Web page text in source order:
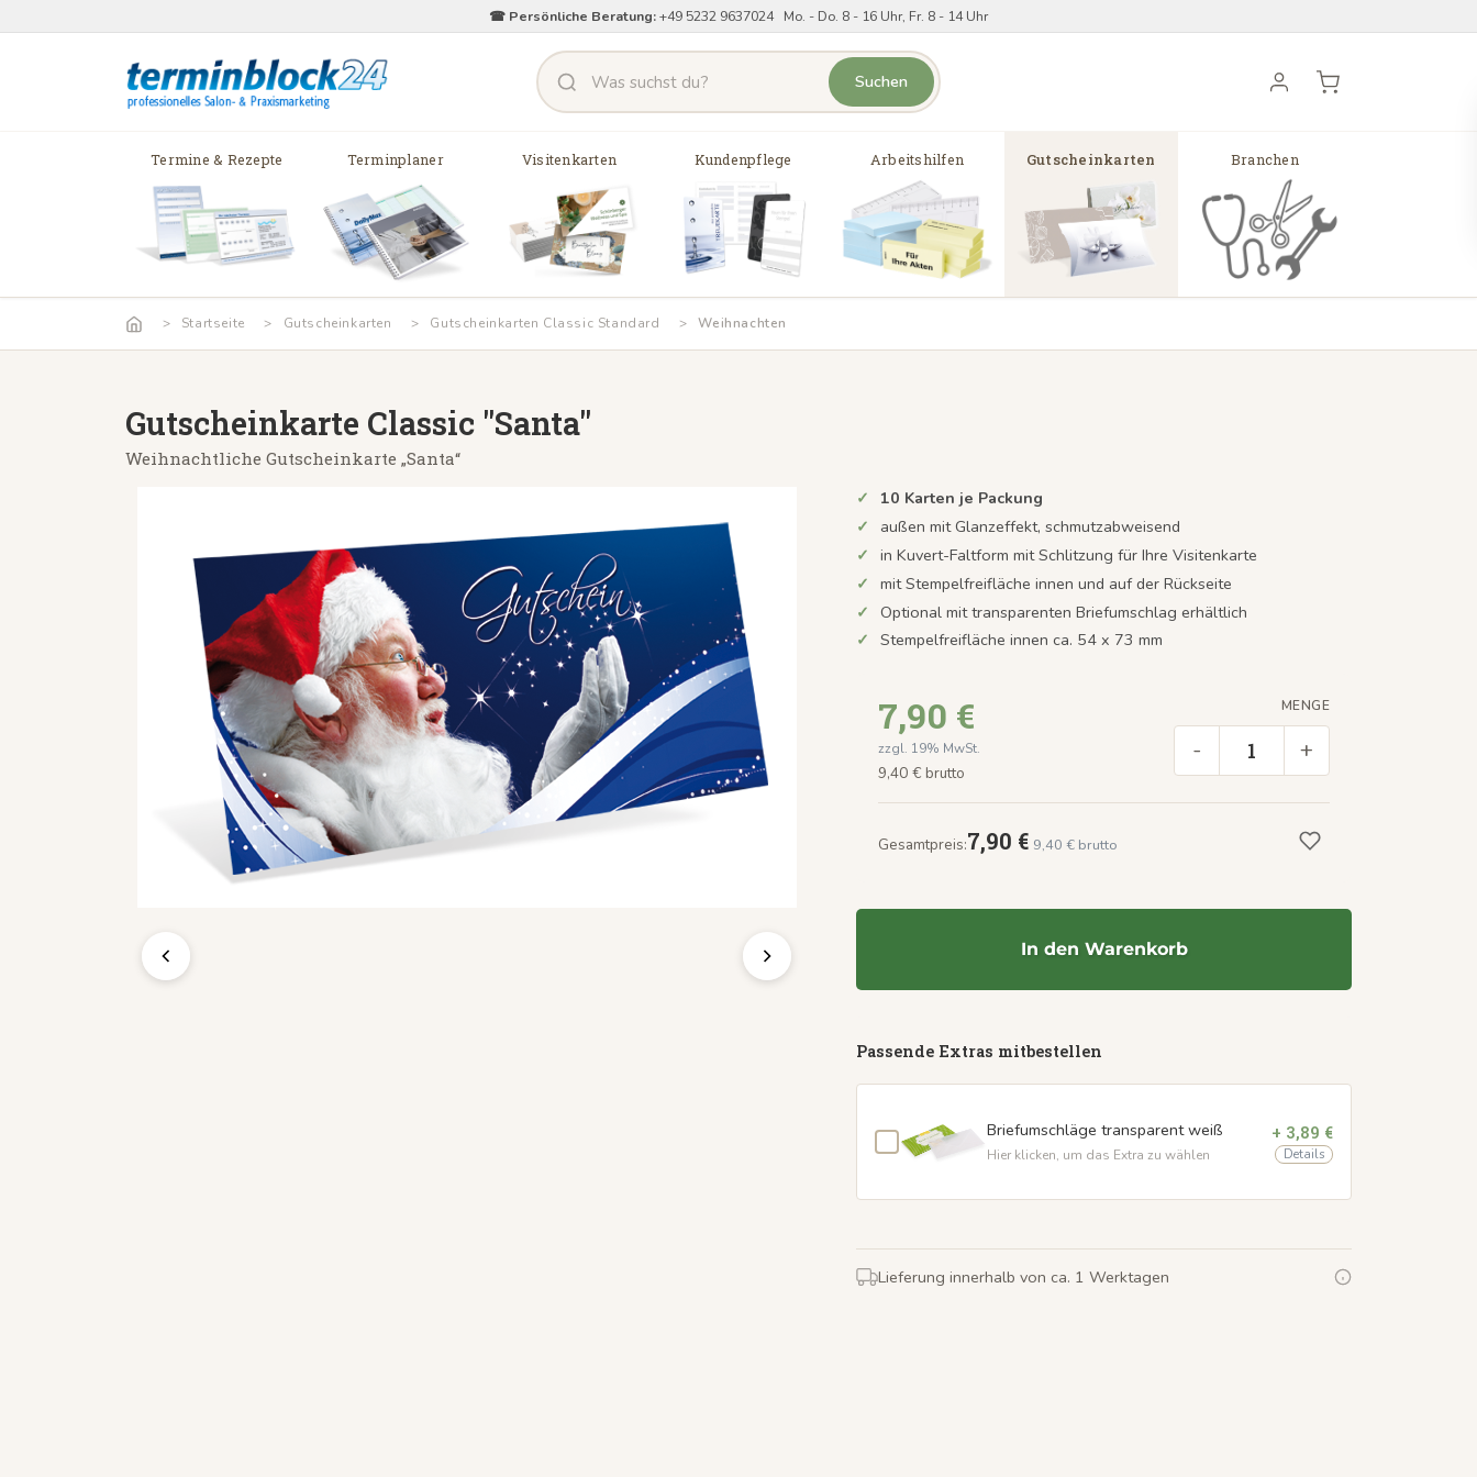
☎ Persönliche Beratung:+49 5232 9637024 Mo. - Do. 8 - 16 Uhr, Fr. 8 - 14 Uhr
Suchen
Termine & Rezepte Terminplaner Visitenkarten Kundenpflege Arbeitshilfen Gutscheinkarten Branchen
Startseite Gutscheinkarten Gutscheinkarten Classic Standard Weihnachten
Gutscheinkarte Classic "Santa"
Weihnachtliche Gutscheinkarte „Santa“
10 Karten je Packung
außen mit Glanzeffekt, schmutzabweisend
in Kuvert-Faltform mit Schlitzung für Ihre Visitenkarte
mit Stempelfreifläche innen und auf der Rückseite
Optional mit transparenten Briefumschlag erhältlich
Stempelfreifläche innen ca. 54 x 73 mm
7,90 €
zzgl. 19% MwSt.
9,40 € brutto
MENGE
- +
Gesamtpreis:7,90 € 9,40 € brutto
In den Warenkorb
Passende Extras mitbestellen
Briefumschläge transparent weiß
Hier klicken, um das Extra zu wählen
+ 3,89 €
Details
Lieferung innerhalb von ca. 1 Werktagen